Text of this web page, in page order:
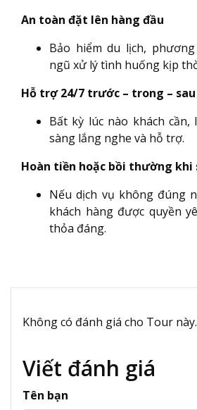
An toàn đặt lên hàng đầu
Bảo hiểm du lịch,
ngũ xử lý tình huống kịp
Hỗ trợ 24/7 trước – trong – sau
Bất kỳ lúc nào khách
sàng lắng nghe và hỗ trợ.
Hoàn tiền hoặc bồi thường khi
Nếu dịch vụ không đúng
khách hàng được quyền
thỏa đáng.
Không có đánh giá cho Tour này.
Viết đánh giá
Tên bạn